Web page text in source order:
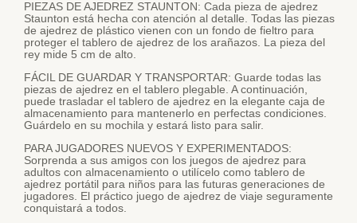
PIEZAS DE AJEDREZ STAUNTON: Cada pieza de ajedrez
Staunton está hecha con atención al detalle. Todas las piezas
de ajedrez de plástico vienen con un fondo de fieltro para
proteger el tablero de ajedrez de los arañazos. La pieza del
rey mide 5 cm de alto.
FÁCIL DE GUARDAR Y TRANSPORTAR: Guarde todas las
piezas de ajedrez en el tablero plegable. A continuación,
puede trasladar el tablero de ajedrez en la elegante caja de
almacenamiento para mantenerlo en perfectas condiciones.
Guárdelo en su mochila y estará listo para salir.
PARA JUGADORES NUEVOS Y EXPERIMENTADOS:
Sorprenda a sus amigos con los juegos de ajedrez para
adultos con almacenamiento o utilícelo como tablero de
ajedrez portátil para niños para las futuras generaciones de
jugadores. El práctico juego de ajedrez de viaje seguramente
conquistará a todos.